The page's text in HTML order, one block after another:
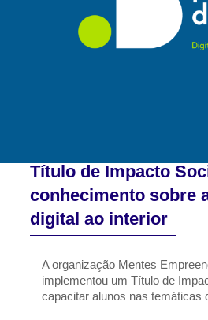
Título de Impacto
conhecimento sobre
digital ao interior
A organização Mentes
implementou um Título de
capacitar alunos nas temáticas